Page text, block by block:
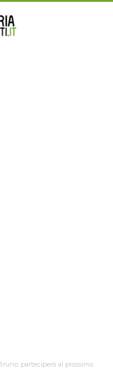
parteciperà al prossimo